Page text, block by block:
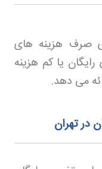
صرف هزینه های
یا کم هزینه
می دهد.
در تهران